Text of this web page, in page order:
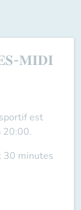
𝐌𝐈𝐃𝐈
est
20:00.
30 minutes